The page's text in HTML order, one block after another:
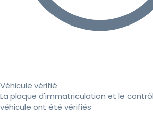
Véhicule vérifié
La plaque d'immatriculation et le
véhicule ont été vérifiés